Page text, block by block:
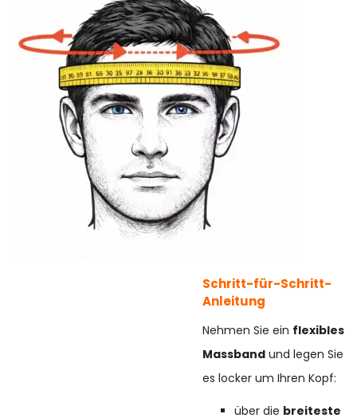
Schritt-für-Schritt-
Anleitung
Nehmen Sie ein flexibles
Massband und legen Sie
es locker um Ihren Kopf:
über die breiteste